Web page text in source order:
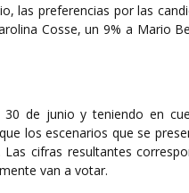
las preferencias por las
Cosse, un 9% a Mario
de junio y teniendo en
los escenarios que se
cifras resultantes
van a votar.